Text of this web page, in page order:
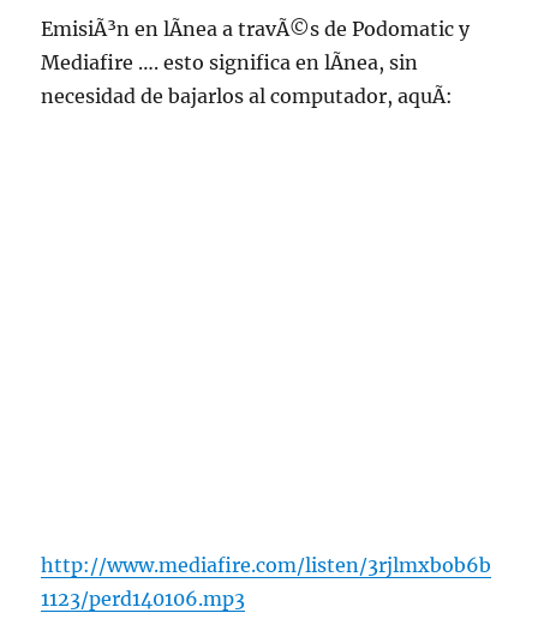
EmisiÃ³n en lÃ­nea a travÃ©s de Podomatic y
Mediafire …. esto significa en lÃ­nea, sin
necesidad de bajarlos al computador, aquÃ­:
http://www.mediafire.com/listen/3rjlmxbob6b
1123/perd140106.mp3